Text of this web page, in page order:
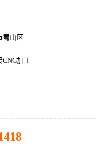
蜀山区
加工